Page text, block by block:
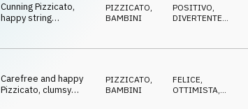
Cunning Pizzicato,
happy string
playful yet
atmosphere
PIZZICATO,
BAMBINI
POSITIVO,
DIVERTENTE,
Carefree and happy
Pizzicato, clumsy
PIZZICATO,
BAMBINI
FELICE,
OTTIMISTA,